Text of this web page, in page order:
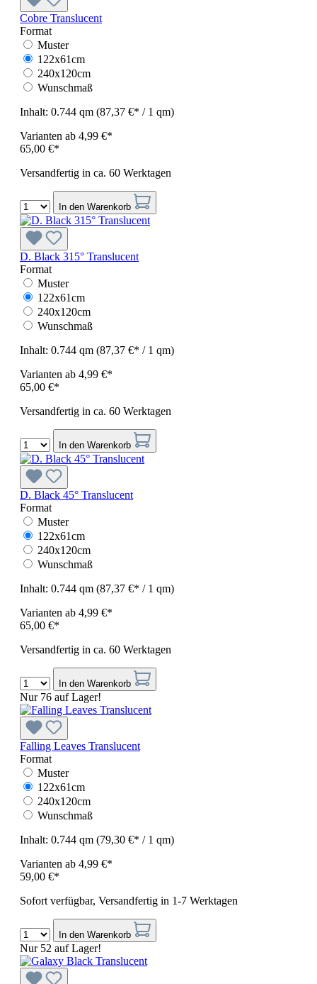
Cobre Translucent
Format
Muster
122x61cm
240x120cm
Wunschmaß
Inhalt: 0.744 qm (87,37 €* / 1 qm)
Varianten ab 4,99 €*
65,00 €*
Versandfertig in ca. 60 Werktagen
In den Warenkorb
D. Black 315° Translucent
Format
Muster
122x61cm
240x120cm
Wunschmaß
Inhalt: 0.744 qm (87,37 €* / 1 qm)
Varianten ab 4,99 €*
65,00 €*
Versandfertig in ca. 60 Werktagen
In den Warenkorb
D. Black 45° Translucent
Format
Muster
122x61cm
240x120cm
Wunschmaß
Inhalt: 0.744 qm (87,37 €* / 1 qm)
Varianten ab 4,99 €*
65,00 €*
Versandfertig in ca. 60 Werktagen
In den Warenkorb
Nur 76 auf Lager!
Falling Leaves Translucent
Format
Muster
122x61cm
240x120cm
Wunschmaß
Inhalt: 0.744 qm (79,30 €* / 1 qm)
Varianten ab 4,99 €*
59,00 €*
Sofort verfügbar, Versandfertig in 1-7 Werktagen
In den Warenkorb
Nur 52 auf Lager!